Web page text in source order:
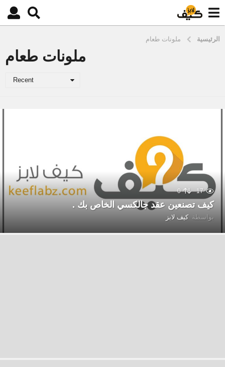
الرئيسية ملونات طعام
ملونات طعام
Recent
17
0
كيف تصنعين عقد جالكسي الخاص بك .
بواسطة كيف لابز